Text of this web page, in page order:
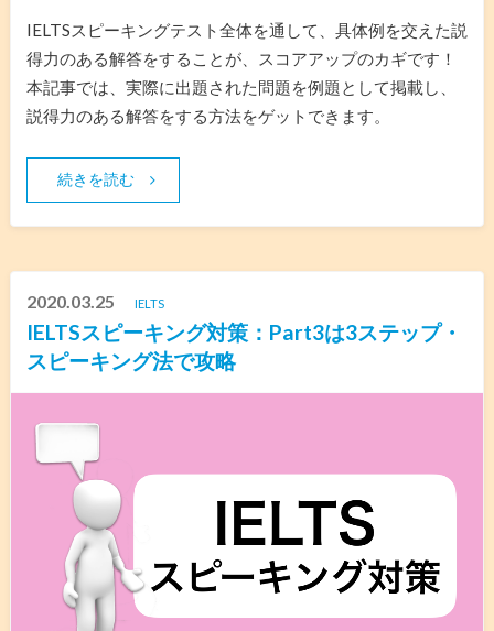
IELTSスピーキングテスト全体を通して、具体例を交えた説
得力のある解答をすることが、スコアアップのカギです！
本記事では、実際に出題された問題を例題として掲載し、
説得力のある解答をする方法をゲットできます。
続きを読む
2020.03.25 IELTS
IELTSスピーキング対策：Part3は3ステップ・
スピーキング法で攻略